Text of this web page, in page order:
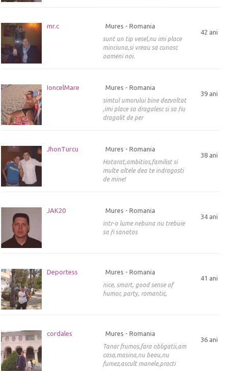
mr.c
42 ani
Mures - Romania
sunt un tip vesel,nu imi place
minciuna,si vreau sa cunosc
oameni noi.
IoncelMare
39 ani
Mures - Romania
simtul umorului bine dezvoltat
,imi place sa dragalesc si sa fiu
dragalit de per
JhonTurcu
38 ani
Mures - Romania
Hotarat,ambitios,familist si
multe altele dea te indragosti
de mine!
JAK20
34 ani
Mures - Romania
intr-o lume nebuna nu trebuie
sa fi sanatos
Deportess
41 ani
Mures - Romania
nice, smart, good sense of
humor, party, romantic,
cordales
36 ani
Mures - Romania
Tanar frumos,fara obligatii,am
casa,masina,nu beau,nu
fumez,ascult manele,practi